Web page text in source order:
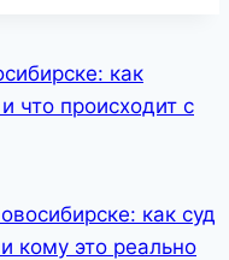
как
что происходит с
как суд
кому это реально